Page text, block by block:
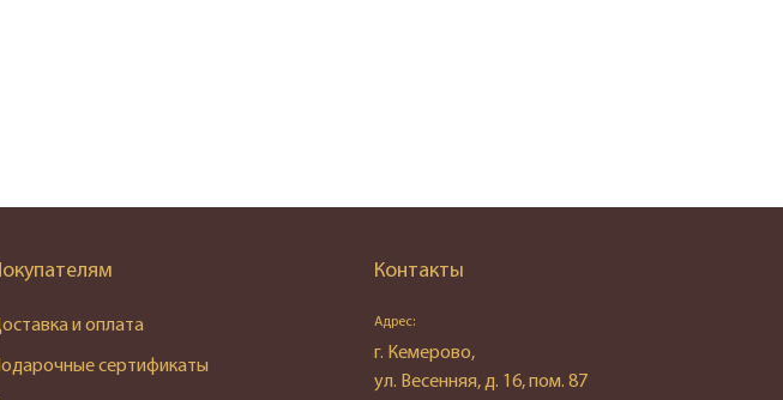
и оплата
Подарочные сертификаты
Контакты
Адрес:
г. Кемерово,
ул. Весенняя, д. 16, пом. 87